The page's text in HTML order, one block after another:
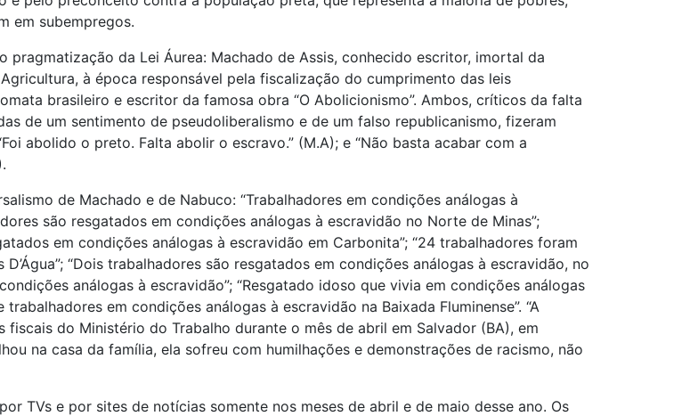
em subempregos.
pragmatização da Lei Áurea: Machado de Assis, conhecido escritor, imortal da
à época responsável pela fiscalização do cumprimento das leis
brasileiro e escritor da famosa obra “O Abolicionismo”. Ambos, críticos da falta
de um sentimento de pseudoliberalismo e de um falso republicanismo, fizeram
abolido o preto. Falta abolir o escravo.” (M.A); e “Não basta acabar com a
de Machado e de Nabuco: “Trabalhadores em condições análogas à
são resgatados em condições análogas à escravidão no Norte de Minas”;
em condições análogas à escravidão em Carbonita”; “24 trabalhadores foram
“Dois trabalhadores são resgatados em condições análogas à escravidão, no
análogas à escravidão”; “Resgatado idoso que vivia em condições análogas
em condições análogas à escravidão na Baixada Fluminense”. “A
do Ministério do Trabalho durante o mês de abril em Salvador (BA), em
na casa da família, ela sofreu com humilhações e demonstrações de racismo, não
TVs e por sites de notícias somente nos meses de abril e de maio desse ano. Os